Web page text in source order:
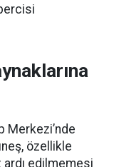
Merkezi’nde
özellikle
edilmemesi